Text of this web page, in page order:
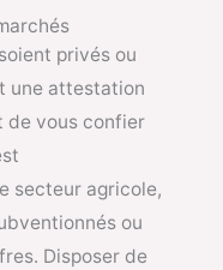
privés ou
une attestation
de vous confier
secteur agricole,
ou
Disposer de